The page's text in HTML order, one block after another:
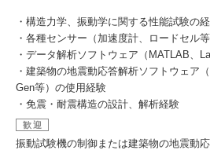
・構造力学、振動学に関する性能試験の
・各種センサー（加速度計、ロードセル
・データ解析ソフトウェア（MATLAB、
・建築物の地震動応答解析ソフトウェア
Gen等）の使用経験
・免震・耐震構造の設計、解析経験
歓迎
振動試験機の制御または建築物の地震動